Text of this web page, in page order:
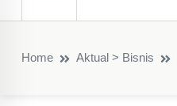
Home Aktual > Bisnis